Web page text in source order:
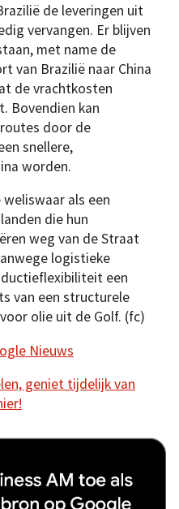
de leveringen uit
vervangen. Er blijven
met name de
van Brazilië naar China
de vrachtkosten
Bovendien kan
door de
snellere,
worden.
als een
die hun
weg van de Straat
logistieke
een
van een structurele
olie uit de Golf. (fc)
Nieuws
geniet tijdelijk van